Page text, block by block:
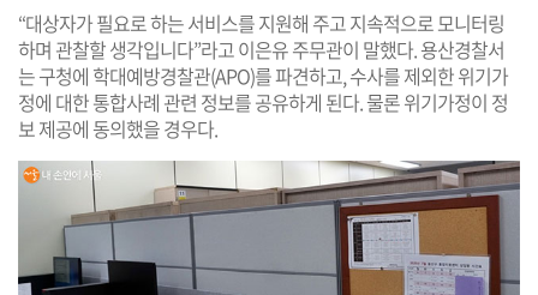
“대상자가 필요로 하는 서비스를 지원해 주고 지속적으로 모니터링
하며 관찰할 생각입니다”라고 이은유 주무관이 말했다. 용산경찰서
는 구청에 학대예방경찰관(APO)를 파견하고, 수사를 제외한 위기가
정에 대한 통합사례 관련 정보를 공유하게 된다. 물론 위기가정이 정
보 제공에 동의했을 경우다.